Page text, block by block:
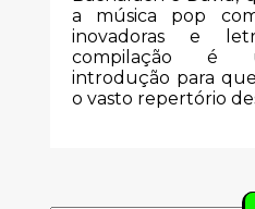
a música pop
inovadoras e
compilação é
introdução para
o vasto repertório